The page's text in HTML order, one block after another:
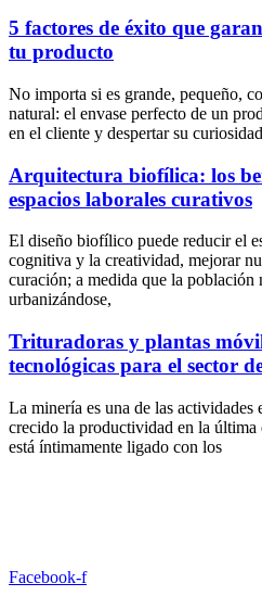
5 factores de éxito que
tu producto
No importa si es grande, pequeño,
natural: el envase perfecto de un
en el cliente y despertar su
Arquitectura biofílica: los
espacios laborales curativos
El diseño biofílico puede reducir el
cognitiva y la creatividad, mejorar
curación; a medida que la población
urbanizándose,
Trituradoras y plantas
tecnológicas para el sector
La minería es una de las actividades
crecido la productividad en la última
está íntimamente ligado con los
Facebook-f